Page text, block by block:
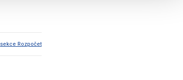
sekce Rozpočet